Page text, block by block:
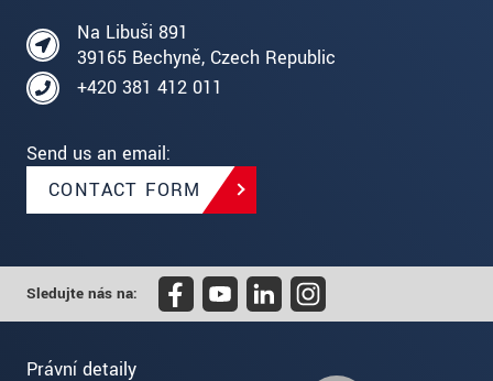
Na Libuši 891
39165 Bechyně, Czech Republic
+420 381 412 011
Send us an email:
CONTACT FORM
Sledujte nás na:
Právní detaily